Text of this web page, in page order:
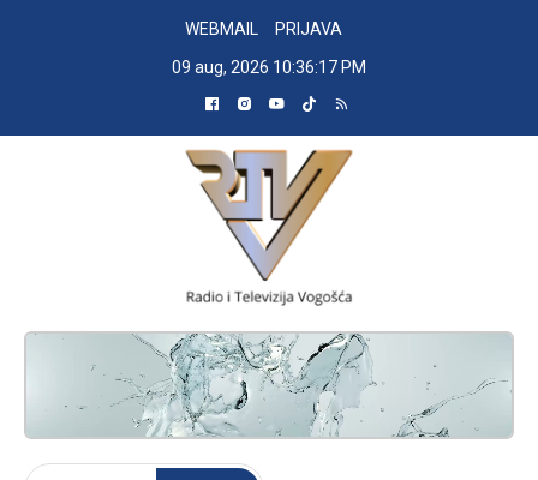
WEBMAIL
PRIJAVA
09 aug, 2026 10:36:17 PM
RADIO TELEVIZIJA VOGOŠĆA